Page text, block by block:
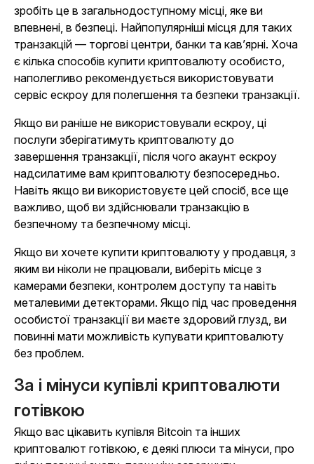
зробіть це в загальнодоступному місці, яке ви
впевнені, в безпеці. Найпопулярніші місця для таких
транзакцій — торгові центри, банки та кав’ярні. Хоча
є кілька способів купити криптовалюту особисто,
наполегливо рекомендується використовувати
сервіс ескроу для полегшення та безпеки транзакції.
Якщо ви раніше не використовували ескроу, ці
послуги зберігатимуть криптовалюту до
завершення транзакції, після чого акаунт ескроу
надсилатиме вам криптовалюту безпосередньо.
Навіть якщо ви використовуєте цей спосіб, все ще
важливо, щоб ви здійснювали транзакцію в
безпечному та безпечному місці.
Якщо ви хочете купити криптовалюту у продавця, з
яким ви ніколи не працювали, виберіть місце з
камерами безпеки, контролем доступу та навіть
металевими детекторами. Якщо під час проведення
особистої транзакції ви маєте здоровий глузд, ви
повинні мати можливість купувати криптовалюту
без проблем.
За і мінуси купівлі криптовалюти
готівкою
Якщо вас цікавить купівля Bitcoin та інших
криптовалют готівкою, є деякі плюси та мінуси, про